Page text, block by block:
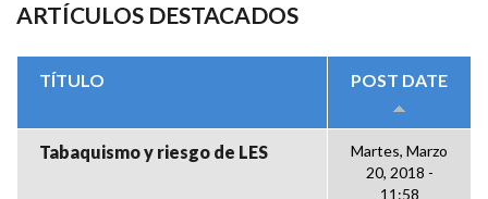
ARTÍCULOS DESTACADOS
TÍTULO POST DATE
Tabaquismo y riesgo de LES
Martes, Marzo
20, 2018 -
11:58